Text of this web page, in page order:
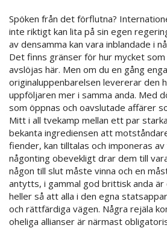
Spöken från det förflutna?
inte riktigt kan lita på sin egen
av densamma kan vara inblandade i
Det finns gränser för hur mycket
avslöjas här. Men om du en gång
originaluppenbarelsen levererar den
uppföljaren mer i samma anda. Med
som öppnas och oavslutade affärer
Mitt i all tvekamp mellan ett par
bekanta ingrediensen att
fiender, kan tilltalas och imponeras
någonting obevekligt drar dem till
någon till slut måste vinna och en
antytts, i gammal god brittisk anda
heller så att alla i den egna
och rättfärdiga vägen. Några rejäla
oheliga allianser är närmast